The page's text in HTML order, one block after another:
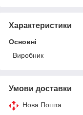
Характеристики
Основні
Виробник
Умови доставки
Нова Пошта